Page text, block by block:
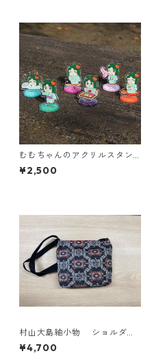
むむちゃんのアクリルスタン
ド 6種セット
¥2,500
村山大島紬小物 ショルダー
バッグＡ
¥4,700